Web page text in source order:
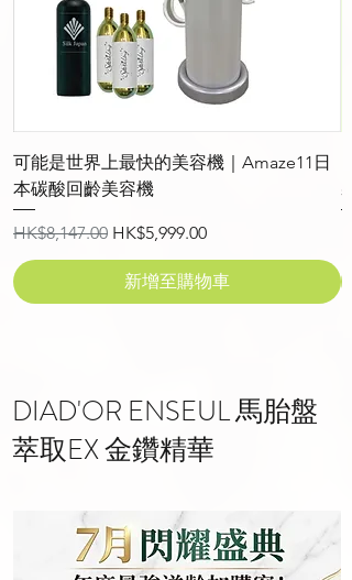
可能是世界上最快的美容機｜Amaze11日
本碳酸回齡美容機
一般價格
HK$8,147.00 促銷價格
HK$5,999.00
新增至購物車
霧
DIAD'OR ENSEUL 馬胎盤
萃取EX 金鑽精華